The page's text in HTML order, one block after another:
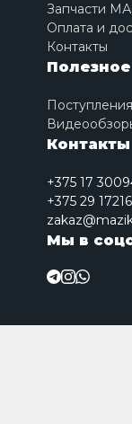
Запчасти
Оплата и
Контакты
Полезное
Поступления
Контакты
+375 17
+375 29
Мы в